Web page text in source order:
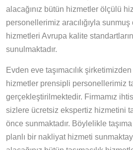
alacağınız bütün hizmetler ölçülü
personellerimiz aracılığıyla
hizmetleri Avrupa kalite
sunulmaktadır.
Evden eve taşımacılık
hizmetler prensipli personellerimiz
gerçekleştirilmektedir. Firmamız
sizlere ücretsiz ekspertiz hizmetini
önce sunmaktadır. Böylelikle
planlı bir nakliyat hizmeti